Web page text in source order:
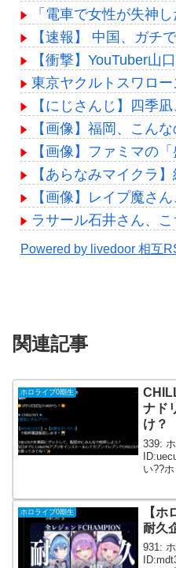
「電車で女性が失神
【速報】 中国、ガチ
【衝撃】YouTuber
東京ヤクルトスワロ
【にじさんじ】四季
【画像】福岡、こん
【画像】ファミマの
【あらなみマイクラ
【画像】レイプ魔さ
ラサール石井さん、
Powered by livedoor 相互
関連記事
ホロライブ0期生
ナド
け？
339:
い??
ホロライブ0期生
【
耐久
931: